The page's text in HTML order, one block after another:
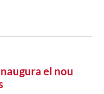
el nou